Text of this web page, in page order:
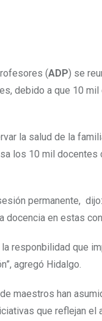
(ADP) se
debido a que 10
la salud de la
los 10 mil
permanente,
docencia en estas
responbilidad que
agregó Hidalgo.
maestros han
que reflejan